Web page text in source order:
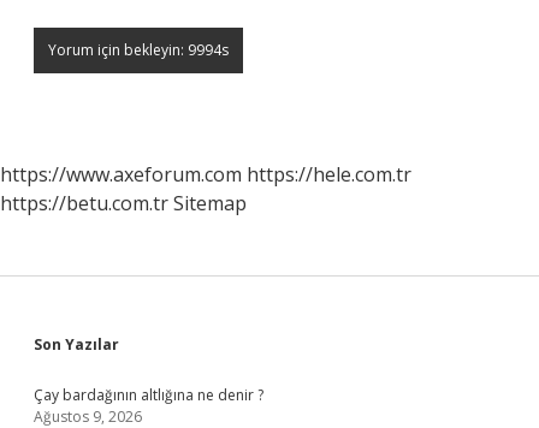
https://www.axeforum.com https://hele.com.tr
https://betu.com.trSitemap
Sidebar
Son Yazılar
Çay bardağının altlığına ne denir ?
Ağustos 9, 2026